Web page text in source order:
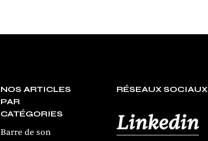
NOS ARTICLES
PAR
CATÉGORIES
Barre de son
RÉSEAUX SOCIAUX
Linkedin